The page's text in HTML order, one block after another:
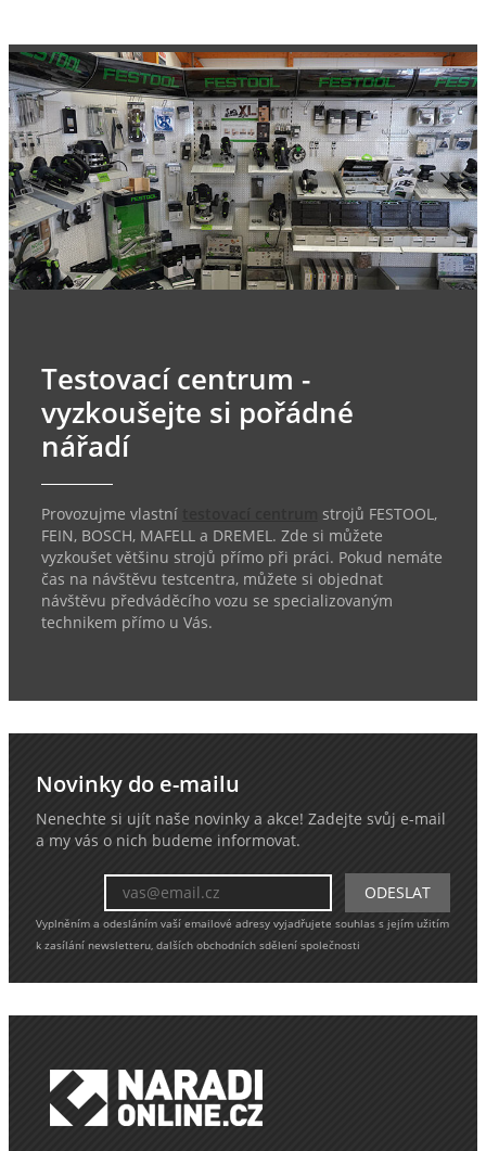
Testovací centrum -
vyzkoušejte si pořádné
nářadí
Provozujme vlastní
strojů FESTOOL,
FEIN, BOSCH, MAFELL a DREMEL. Zde si můžete
vyzkoušet většinu strojů přímo při práci. Pokud nemáte
čas na návštěvu testcentra, můžete si objednat
návštěvu předváděcího vozu se specializovaným
technikem přímo u Vás.
Novinky do e-mailu
Nenechte si ujít naše novinky a akce! Zadejte svůj e-mail
a my vás o nich budeme informovat.
Vyplněním a odesláním vaší emailové adresy vyjadřujete souhlas s jejím užitím
k zasílání newsletteru, dalších obchodních sdělení společnosti